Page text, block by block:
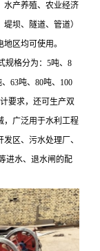
水产养殖、农业经济
坝、隧道、管道）
区均可使用。
规格分为：5吨、8
63吨、80吨、100
要求，还可生产双
，广泛用于水利工程
区、污水处理厂、
进水、退水闸的配